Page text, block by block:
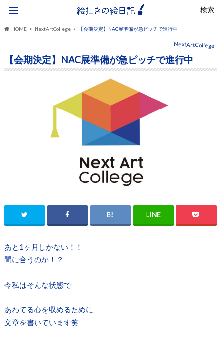
HOME NextArtCollege 【会期決定】NAC展準備が急ピッチで進行中
NextArtCollege
【会期決定】NAC展準備が急ピッチで進行中
あと1ヶ月しかない！！
間に合うのか！？
今私はそんな状態で
あわてる心を収めるために
文章を書いています笑
検索